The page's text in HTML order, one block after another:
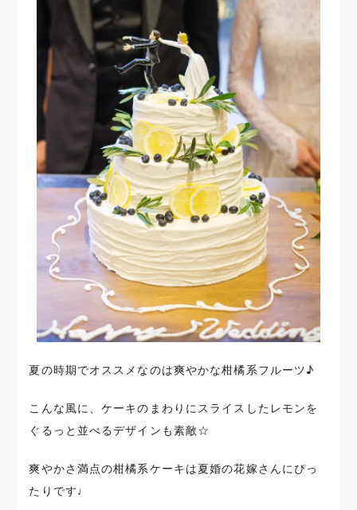
夏の時期でオススメなのは爽やかな柑橘系フルーツ♪
こんな風に、ケーキのまわりにスライスしたレモンを
ぐるっと並べるデザインも素敵☆
爽やかさ満点の柑橘系ケーキは夏婚の花嫁さんにぴっ
たりです♩